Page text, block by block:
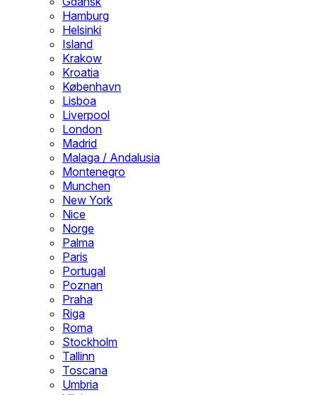
Hamburg
Helsinki
Island
Krakow
Kroatia
København
Lisboa
Liverpool
London
Madrid
Malaga / Andalusia
Montenegro
Munchen
New York
Nice
Norge
Palma
Paris
Portugal
Poznan
Praha
Riga
Roma
Stockholm
Tallinn
Toscana
Umbria